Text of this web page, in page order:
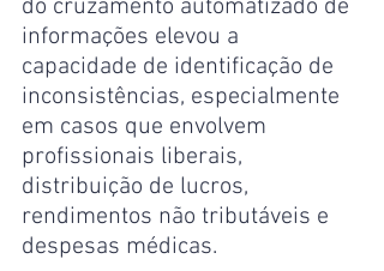
do cruzamento automatizado de
informações elevou a
capacidade de identificação de
inconsistências, especialmente
em casos que envolvem
profissionais liberais,
distribuição de lucros,
rendimentos não tributáveis e
despesas médicas.